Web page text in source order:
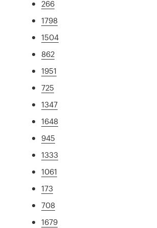
266
1798
1504
862
1951
725
1347
1648
945
1333
1061
173
708
1679